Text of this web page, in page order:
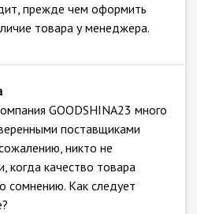
прежде чем оформить
товара у менеджера.
GOODSHINA23 много
поставщиками
никто не
когда качество товара
сомнению. Как следует